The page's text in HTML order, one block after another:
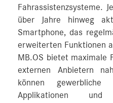
Fahrassistenzsysteme.
über Jahre hinweg
Smartphone, das
erweiterten Funktionen
MB.OS bietet maximale
externen Anbietern
können
Applikationen und